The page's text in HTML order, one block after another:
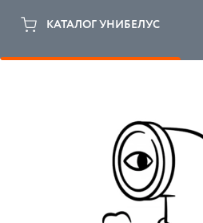
КАТАЛОГ УНИБЕЛУС